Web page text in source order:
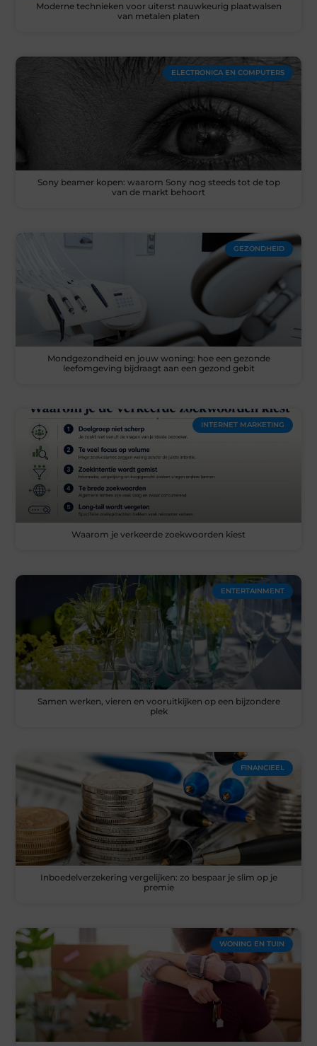
Moderne technieken voor uiterst nauwkeurig plaatwalsen
van metalen platen
ELECTRONICA EN COMPUTERS
Sony beamer kopen: waarom Sony nog steeds tot de top
van de markt behoort
GEZONDHEID
Mondgezondheid en jouw woning: hoe een gezonde
leefomgeving bijdraagt aan een gezond gebit
INTERNET MARKETING
Waarom je verkeerde zoekwoorden kiest
ENTERTAINMENT
Samen werken, vieren en vooruitkijken op een bijzondere
plek
FINANCIEEL
Inboedelverzekering vergelijken: zo bespaar je slim op je
premie
WONING EN TUIN